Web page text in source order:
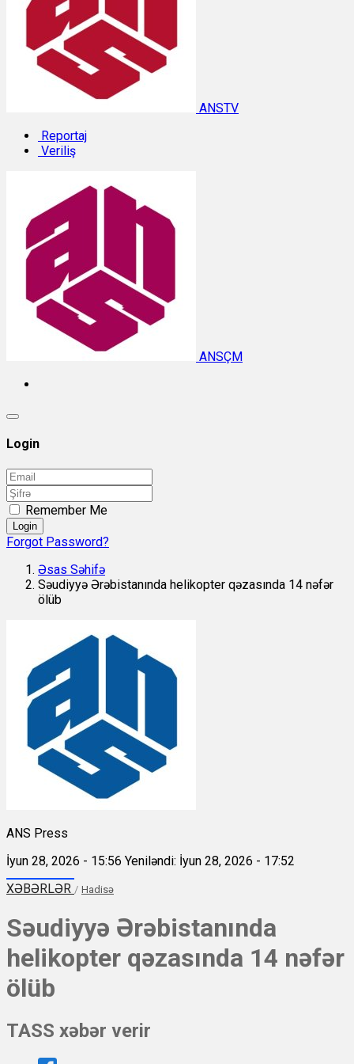
ANSTV
Reportaj
Veriliş
ANSÇM
Login
Remember Me
Login
Forgot Password?
Əsas Səhifə
Səudiyyə Ərəbistanında helikopter qəzasında 14 nəfər
ölüb
ANS Press
İyun 28, 2026 - 15:56 Yeniləndi: İyun 28, 2026 - 17:52
XƏBƏRLƏR / Hadisə
Səudiyyə Ərəbistanında
helikopter qəzasında 14 nəfər
ölüb
TASS xəbər verir